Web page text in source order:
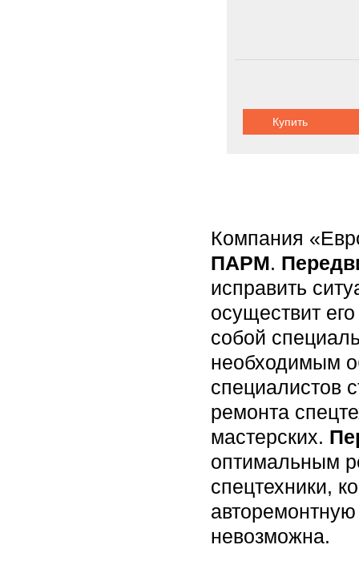
Купить
Компания
ПАРМ.
исправить
осуществит
собой
необходимым
специалистов
ремонта
мастерских.
оптимальным
спецтехники,
невозможна.